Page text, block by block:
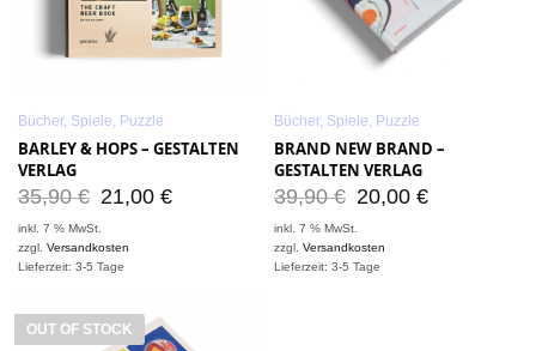
Bücher, Spiele, Puzzle
BARLEY & HOPS – GESTALTEN
VERLAG
35,90€ 21,00 €
inkl. 7 % MwSt.
zzgl.Versandkosten
Lieferzeit: 3-5 Tage
Bücher, Spiele, Puzzle
BRAND NEW BRAND –
GESTALTEN VERLAG
39,90€ 20,00 €
inkl. 7 % MwSt.
zzgl.Versandkosten
Lieferzeit: 3-5 Tage
OUT OF STOCK